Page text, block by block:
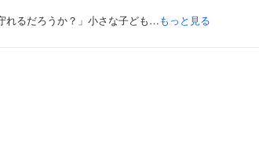
れるだろうか？」小さな子ども…もっと見る